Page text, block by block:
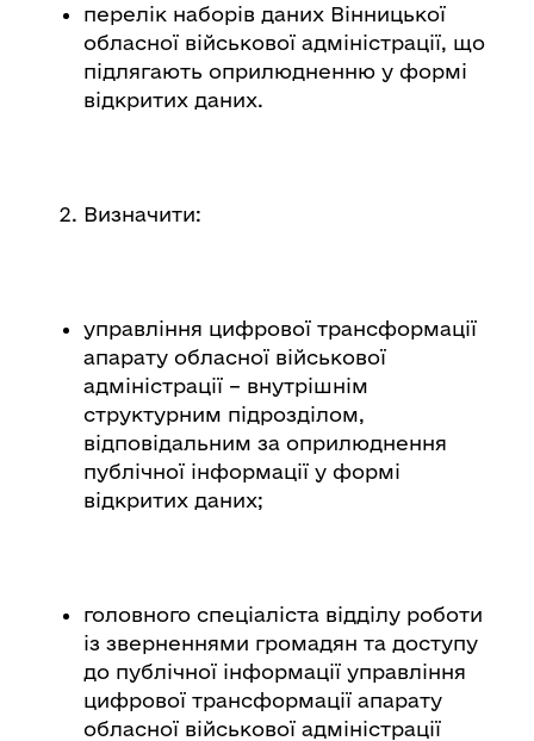
перелік наборів даних Вінницької
обласної військової адміністрації, що
підлягають оприлюдненню у формі
відкритих даних.
Визначити:
управління цифрової трансформації
апарату обласної військової
адміністрації – внутрішнім
структурним підрозділом,
відповідальним за оприлюднення
публічної інформації у формі
відкритих даних;
головного спеціаліста відділу роботи
із зверненнями громадян та доступу
до публічної інформації управління
цифрової трансформації апарату
обласної військової адміністрації